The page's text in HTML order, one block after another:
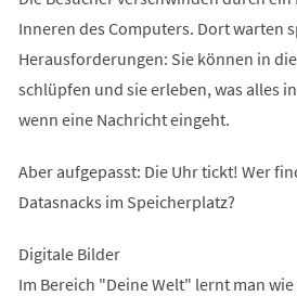
Inneren des Computers. Dort warten
Herausforderungen: Sie können in
schlüpfen und sie erleben, was alles
wenn eine Nachricht eingeht.
Aber aufgepasst: Die Uhr tickt! Wer
Datasnacks im Speicherplatz?
Digitale Bilder
Im Bereich "Deine Welt" lernt man